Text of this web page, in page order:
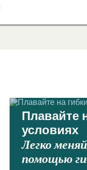
Плавайте
условиях
Легко
помощью